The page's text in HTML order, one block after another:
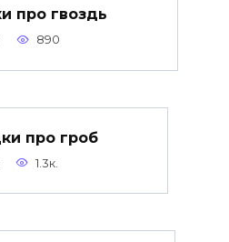
про гвоздь
890
про гроб
1.3к.